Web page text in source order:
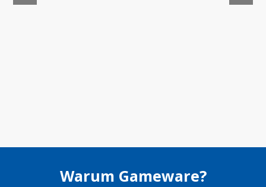
Warum Gameware?